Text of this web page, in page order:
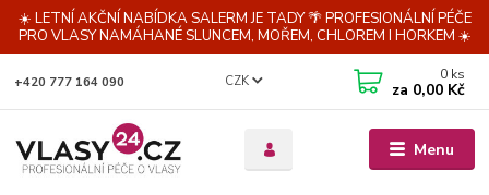
☀️ LETNÍ AKČNÍ NABÍDKA SALERM JE TADY 🌴 PROFESIONÁLNÍ PÉČE
PRO VLASY NAMÁHANÉ SLUNCEM, MOŘEM, CHLOREM I HORKEM ☀️
Menu
CZK
+420 777 164 090 0 ks
za 0,00 Kč